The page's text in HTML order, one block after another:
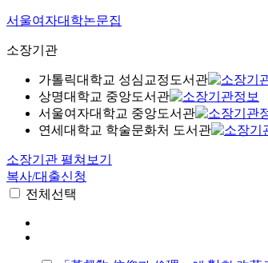
서울여자대학논문집
소장기관
가톨릭대학교 성심교정도서관
상명대학교 중앙도서관
서울여자대학교 중앙도서관
연세대학교 학술문화처 도서관
소장기관 펼쳐보기
복사/대출신청
전체선택